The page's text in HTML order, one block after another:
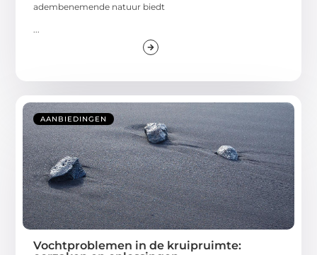
adembenemende natuur biedt
AANBIEDINGEN
Vochtproblemen in de kruipruimte: